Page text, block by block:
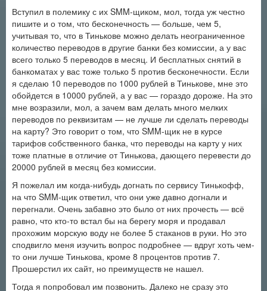
Вступил в полемику с их SMM-щиком, мол, тогда уж честно
пишите и о том, что бесконечность — больше, чем 5,
учитывая то, что в Тинькове можно делать неограниченное
количество переводов в другие банки без комиссии, а у вас
всего только 5 переводов в месяц. И бесплатных снятий в
банкоматах у вас тоже только 5 против бесконечности. Если
я сделаю 10 переводов по 1000 рублей в Тинькове, мне это
обойдется в 10000 рублей, а у вас — гораздо дороже. На это
мне возразили, мол, а зачем вам делать много мелких
переводов по реквизитам — не лучше ли сделать переводы
на карту? Это говорит о том, что SMM-щик не в курсе
тарифов собственного банка, что переводы на карту у них
тоже платные в отличие от Тинькова, дающего перевести до
20000 рублей в месяц без комиссии.
Я пожелал им когда-нибудь догнать по сервису Тинькофф,
на что SMM-щик ответил, что они уже давно догнали и
перегнали. Очень забавно это было от них прочесть — всё
равно, что кто-то встал бы на берегу моря и продавал
прохожим морскую воду не более 5 стаканов в руки. Но это
сподвигло меня изучить вопрос подробнее — вдруг хоть чем-
то они лучше Тинькова, кроме 8 процентов против 7.
Прошерстил их сайт, но преимуществ не нашел.
Тогда я попробовал им позвонить. Далеко не сразу это